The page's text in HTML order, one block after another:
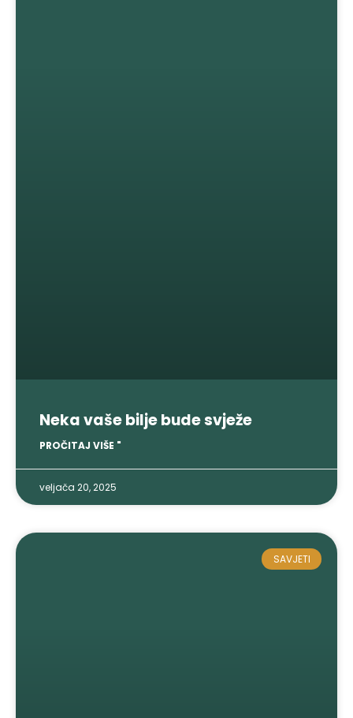
Neka vaše bilje bude svježe
PROČITAJ VIŠE "
veljača 20, 2025
SAVJETI